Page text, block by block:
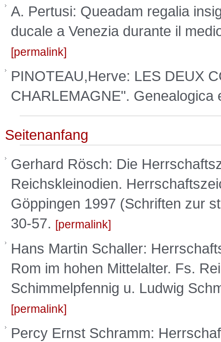
A. Pertusi: Queadam regalia
ducale a Venezia durante il
permalink
PINOTEAU,Herve: LES DEUX
CHARLEMAGNE".
Seitenanfang
Gerhard Rösch: Die
Reichskleinodien.
Göppingen 1997 (Schriften zur
30-57.
permalink
Hans Martin Schaller:
Rom im hohen Mittelalter. Fs.
Schimmelpfennig u. Ludwig
permalink
Percy Ernst Schramm: